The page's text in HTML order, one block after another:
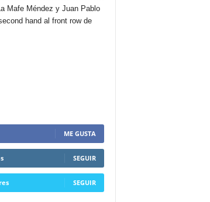
Mafe Méndez y Juan Pablo
hand al front row de
ME GUSTA
SEGUIR
SEGUIR